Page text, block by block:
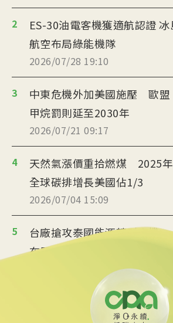
2
ES-30油電客機獲適航認證 冰島
航空布局綠能機隊
2026/07/28 19:10
3
中東危機外加美國施壓 歐盟
甲烷罰則延至2030年
2026/07/21 09:17
4
天然氣漲價重拾燃煤 2025年
全球碳排增長美國佔1/3
2026/07/04 15:09
5
台廠搶攻泰國能源轉型商機
布局充電樁、微電網
美政府宣布提供175億美元貸